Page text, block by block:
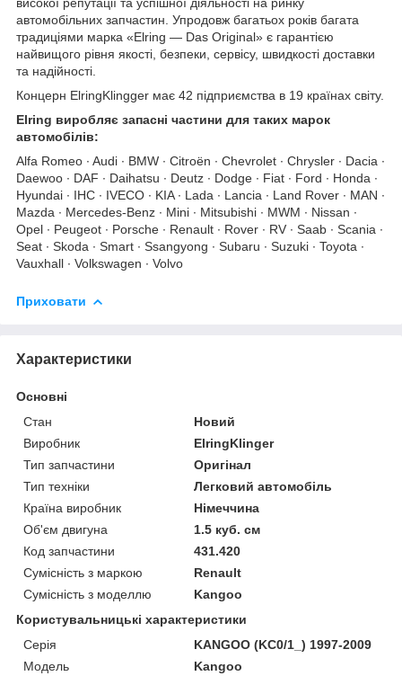
автомобільних запчастин. Упродовж багатьох років багата
традиціями марка «Elring — Das Original» є гарантією
найвищого рівня якості, безпеки, сервісу, швидкості доставки
та надійності.
Концерн ElringKlingger має 42 підприємства в 19 країнах світу.
Elring виробляє запасні частини для таких марок
автомобілів:
Alfa Romeo ∙ Audi ∙ BMW ∙ Citroën ∙ Chevrolet ∙ Chrysler ∙ Dacia ∙
Daewoo ∙ DAF ∙ Daihatsu ∙ Deutz ∙ Dodge ∙ Fiat ∙ Ford ∙ Honda ∙
Hyundai ∙ IHC ∙ IVECO ∙ KIA ∙ Lada ∙ Lancia ∙ Land Rover ∙ MAN ∙
Mazda ∙ Mercedes-Benz ∙ Mini ∙ Mitsubishi ∙ MWM ∙ Nissan ∙
Opel ∙ Peugeot ∙ Porsche ∙ Renault ∙ Rover ∙ RV ∙ Saab ∙ Scania ∙
Seat ∙ Skoda ∙ Smart ∙ Ssangyong ∙ Subaru ∙ Suzuki ∙ Toyota ∙
Vauxhall ∙ Volkswagen ∙ Volvo
Приховати
Характеристики
Основні
Стан
Новий
Виробник
ElringKlinger
Тип запчастини
Оригінал
Тип техніки
Легковий автомобіль
Країна виробник
Німеччина
Об'єм двигуна
1.5 куб. см
Код запчастини
431.420
Сумісність з маркою
Renault
Сумісність з моделлю
Kangoo
Користувальницькі характеристики
Серія
KANGOO (KC0/1_) 1997-2009
Модель
Kangoo